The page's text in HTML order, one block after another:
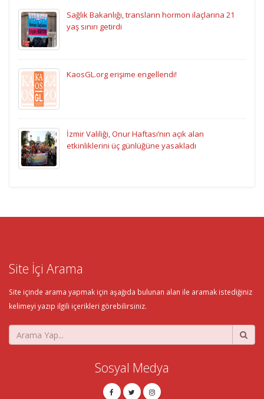
Sağlık Bakanlığı, transların hormon ilaçlarına 21
yaş sınırı getirdi
KaosGL.org erişime engellendi!
İzmir Valiliği, Onur Haftası’nın açık alan
etkinliklerini üç günlüğüne yasakladı
Site İçi Arama
Site içinde arama yapmak için aşağıda bulunan alan ile aramak istediğiniz
kelimeyi yazıp ilgili içerikleri görebilirsiniz.
Sosyal Medya